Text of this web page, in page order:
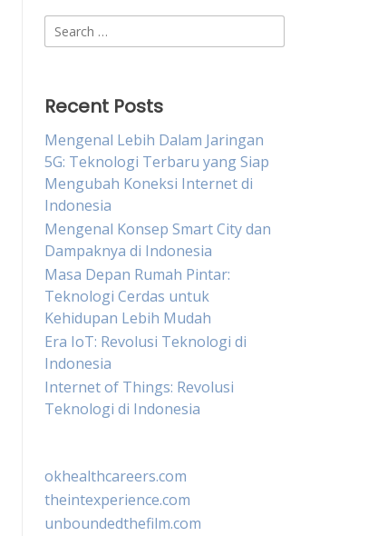
Search
for:
Recent Posts
Mengenal Lebih Dalam Jaringan
5G: Teknologi Terbaru yang Siap
Mengubah Koneksi Internet di
Indonesia
Mengenal Konsep Smart City dan
Dampaknya di Indonesia
Masa Depan Rumah Pintar:
Teknologi Cerdas untuk
Kehidupan Lebih Mudah
Era IoT: Revolusi Teknologi di
Indonesia
Internet of Things: Revolusi
Teknologi di Indonesia
okhealthcareers.com
theintexperience.com
unboundedthefilm.com